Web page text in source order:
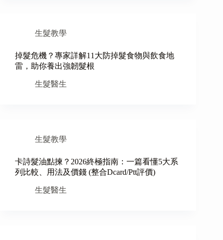
生髮教學
掉髮危機？專家詳解11大防掉髮食物與飲食地
雷，助你養出強韌髮根
生髮醫生
生髮教學
卡詩髮油點揀？2026終極指南：一篇看懂5大系
列比較、用法及價錢 (整合Dcard/Ptt評價)
生髮醫生